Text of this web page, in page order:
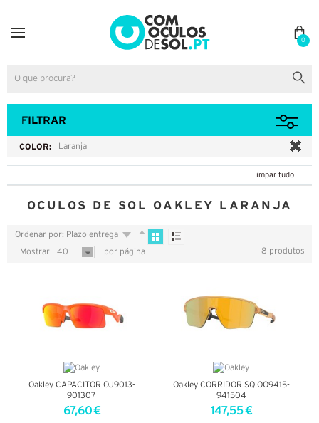
0
FILTRAR
COLOR: Laranja
Limpar tudo
OCULOS DE SOL OAKLEY LARANJA
Ordenar por: Plazo entrega
Mostrar 40 por página 8 produtos
Oakley CAPACITOR OJ9013-
901307
67,60 €
Oakley CORRIDOR SQ OO9415-
941504
147,55 €